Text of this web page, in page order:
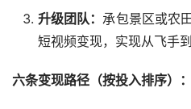
升级团队： 承包景区或农
短视频变现，实现从飞手
六条变现路径（按投入排序）：